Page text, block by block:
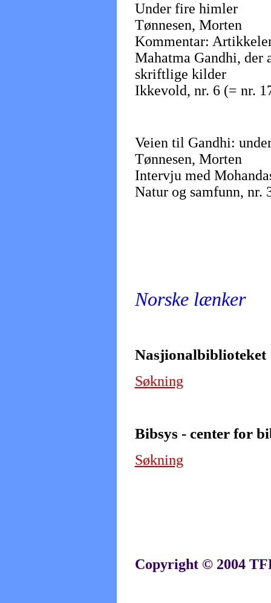
Under fire himler
Tønnesen, Morten
Kommentar:
Mahatma Gandhi, der
skriftlige kilder
Ikkevold, nr. 6 (= nr.
Veien til Gandhi:
Tønnesen, Morten
Intervju med
Natur og samfunn, nr.
Norske lænker
Nasjionalbiblioteket
Søkning
Bibsys - center for
Søkning
Copyright © 2004